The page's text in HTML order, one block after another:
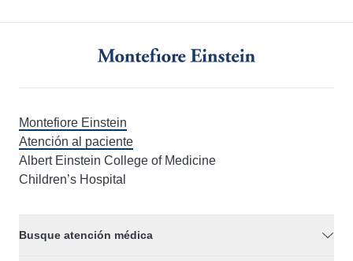
Montefiore Einstein
Atención al paciente
Albert Einstein College of Medicine
Children’s Hospital
Busque atención médica